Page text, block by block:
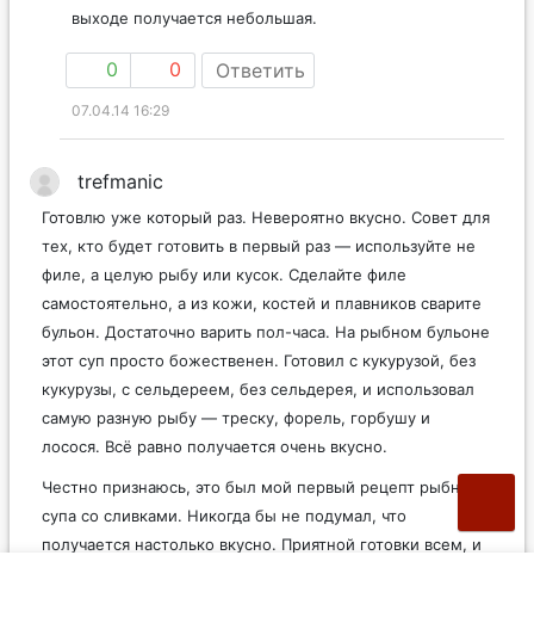
выходе получается небольшая.
0 0 Ответить
07.04.14 16:29
trefmanic
Готовлю уже который раз. Невероятно вкусно. Совет для
тех, кто будет готовить в первый раз — используйте не
филе, а целую рыбу или кусок. Сделайте филе
самостоятельно, а из кожи, костей и плавников сварите
бульон. Достаточно варить пол-часа. На рыбном бульоне
этот суп просто божественен. Готовил с кукурузой, без
кукурузы, с сельдереем, без сельдерея, и использовал
самую разную рыбу — треску, форель, горбушу и
лосося. Всё равно получается очень вкусно.
Честно признаюсь, это был мой первый рецепт рыбного
супа со сливками. Никогда бы не подумал, что
получается настолько вкусно. Приятной готовки всем, и